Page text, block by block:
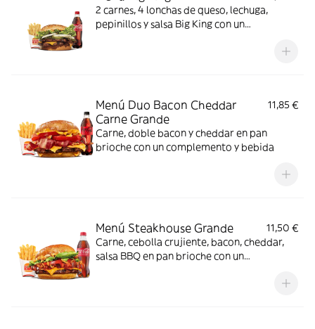
2 carnes, 4 lonchas de queso, lechuga,
pepinillos y salsa Big King con un
Menú Duo Bacon Cheddar
Carne Grande
11,85 €
Carne, doble bacon y cheddar en pan
brioche con un complemento y bebida
Menú Steakhouse Grande
11,50 €
Carne, cebolla crujiente, bacon, cheddar,
salsa BBQ en pan brioche con un